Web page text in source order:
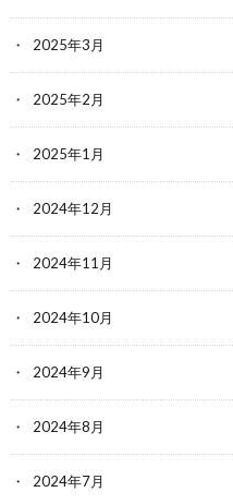
2025年3月
2025年2月
2025年1月
2024年12月
2024年11月
2024年10月
2024年9月
2024年8月
2024年7月